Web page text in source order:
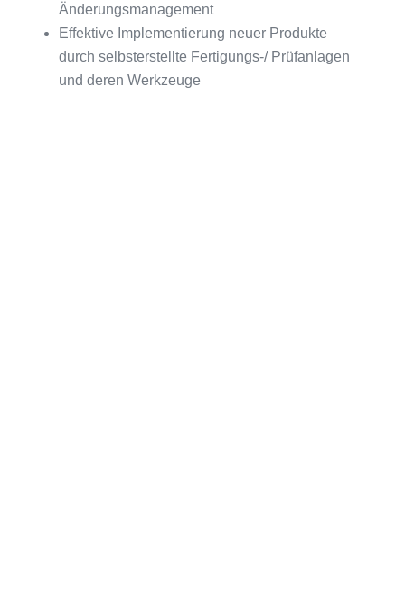
Änderungsmanagement
Effektive Implementierung neuer Produkte
durch selbsterstellte Fertigungs-/ Prüfanlagen
und deren Werkzeuge